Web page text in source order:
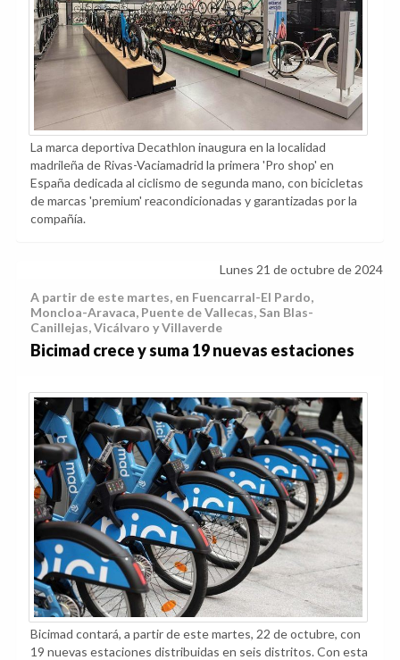
La marca deportiva Decathlon inaugura en la localidad
madrileña de Rivas-Vaciamadrid la primera 'Pro shop' en
España dedicada al ciclismo de segunda mano, con bicicletas
de marcas 'premium' reacondicionadas y garantizadas por la
compañía.
Lunes 21 de octubre de 2024
A partir de este martes, en Fuencarral-El Pardo,
Moncloa-Aravaca, Puente de Vallecas, San Blas-
Canillejas, Vicálvaro y Villaverde
Bicimad crece y suma 19 nuevas estaciones
Bicimad contará, a partir de este martes, 22 de octubre, con
19 nuevas estaciones distribuidas en seis distritos. Con esta